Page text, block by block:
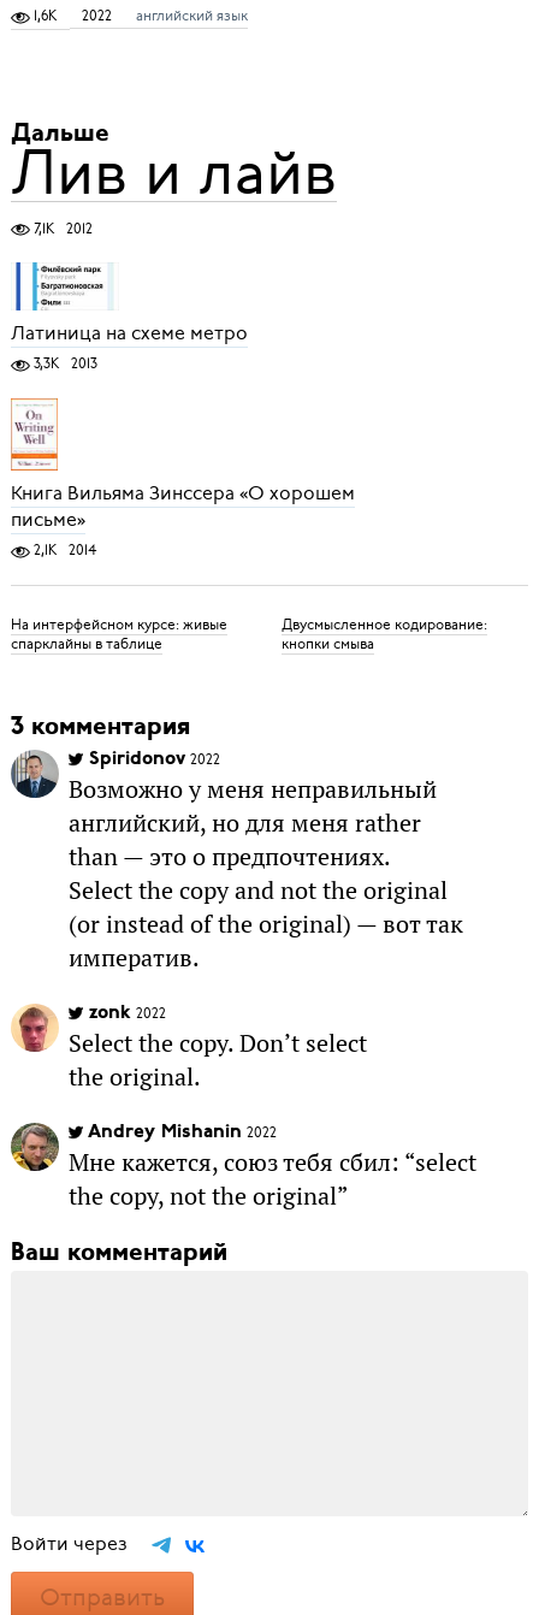
1,6K 2022 английский язык
Дальше
Лив и лайв
7,1K 2012
Латиница на схеме метро
3,3K 2013
Книга Вильяма Зинссера «О хорошем
письме»
2,1K 2014
На интерфейсном курсе: живые
спарклайны в таблице
Двусмысленное кодирование:
кнопки смыва
3 комментария
Spiridonov 2022
Возможно у меня неправильный
английский, но для меня rather
than — это о предпочтениях.
Select the copy and not the original
(or instead of the original) — вот так
императив.
zonk 2022
Select the copy. Don’t select
the original.
Andrey Mishanin 2022
Мне кажется, союз тебя сбил: “select
the copy, not the original”
Ваш комментарий
Войти через
Отправить